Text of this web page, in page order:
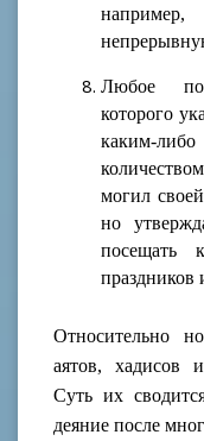
Любое
которого
каким-
могил
но
праздников
Относительно
аятов, хадисов
Суть их
деяние после